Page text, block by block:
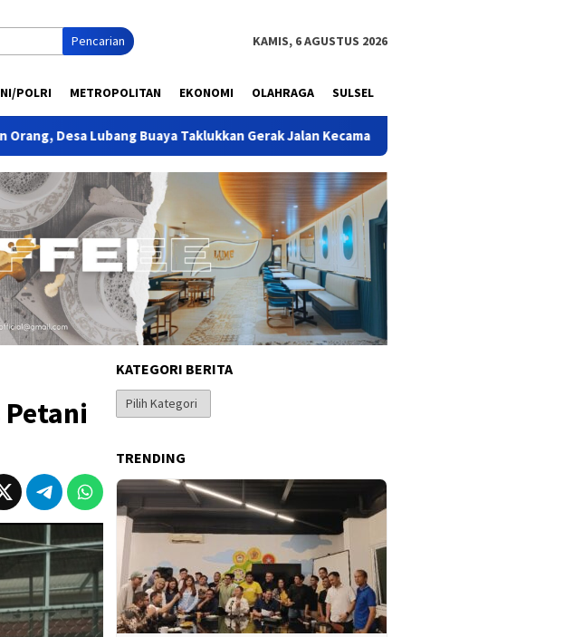
Pencarian KAMIS, 6 AGUSTUS 2026
POLRI METROPOLITAN EKONOMI OLAHRAGA SULSEL
Buaya Taklukkan Gerak Jalan Kecamatan Setu Peresmian Bedah Rumah BSPS
Petani
KATEGORI BERITA
Kategori
Berita
TRENDING